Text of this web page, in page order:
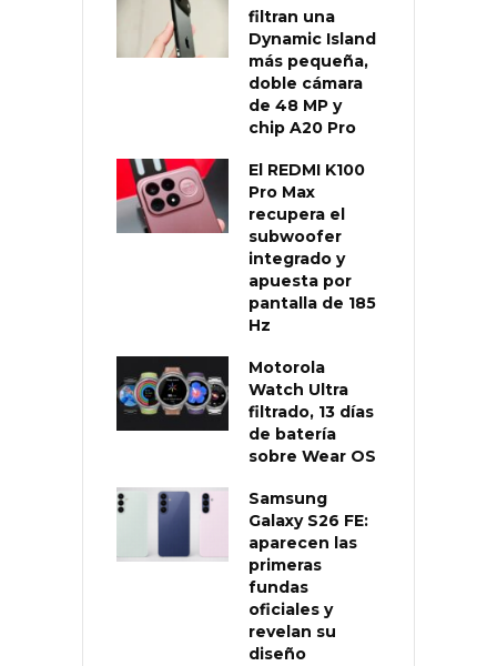
filtran una
Dynamic Island
más pequeña,
doble cámara
de 48 MP y
chip A20 Pro
El REDMI K100
Pro Max
recupera el
subwoofer
integrado y
apuesta por
pantalla de 185
Hz
Motorola
Watch Ultra
filtrado, 13 días
de batería
sobre Wear OS
Samsung
Galaxy S26 FE:
aparecen las
primeras
fundas
oficiales y
revelan su
diseño